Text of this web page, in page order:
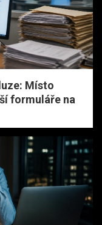
Místo
formuláře na